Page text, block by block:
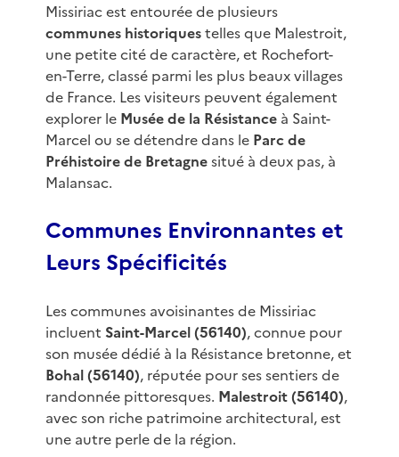
Missiriac est entourée de plusieurs
communes historiquestelles que Malestroit,
une petite cité de caractère, et Rochefort-
en-Terre, classé parmi les plus beaux villages
de France. Les visiteurs peuvent également
explorer le Musée de la Résistanceà Saint-
Marcel ou se détendre dans le Parc de
Préhistoire de Bretagnesitué à deux pas, à
Malansac.
Communes Environnantes et
Leurs Spécificités
Les communes avoisinantes de Missiriac
incluent Saint-Marcel (56140), connue pour
son musée dédié à la Résistance bretonne, et
Bohal (56140), réputée pour ses sentiers de
randonnée pittoresques. Malestroit (56140),
avec son riche patrimoine architectural, est
une autre perle de la région.